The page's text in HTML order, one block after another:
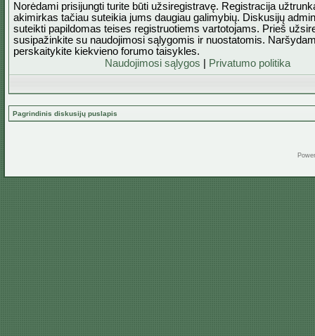
Norėdami prisijungti turite būti užsiregistravę. Registracija
akimirkas tačiau suteikia jums daugiau galimybių. Diskusijų
suteikti papildomas teises registruotiems vartotojams. Prieš
susipažinkite su naudojimosi sąlygomis ir nuostatomis.
perskaitykite kiekvieno forumo taisykles.
Naudojimosi sąlygos
Privatumo politika
Pagrindinis diskusijų puslapis